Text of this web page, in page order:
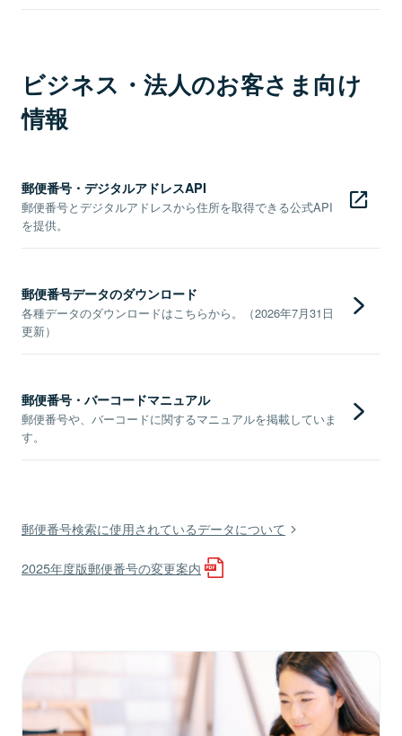
ビジネス・法人のお客さま向け
情報
郵便番号・デジタルアドレスAPI
郵便番号とデジタルアドレスから住所を取得できる公式API
を提供。
郵便番号データのダウンロード
各種データのダウンロードはこちらから。（2026年7月31日
更新）
郵便番号・バーコードマニュアル
郵便番号や、バーコードに関するマニュアルを掲載していま
す。
郵便番号検索に使用されているデータについて
2025年度版郵便番号の変更案内